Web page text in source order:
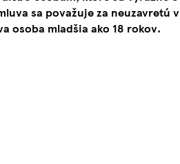
sa považuje za neuzavretú
osoba mladšia ako 18 rokov.